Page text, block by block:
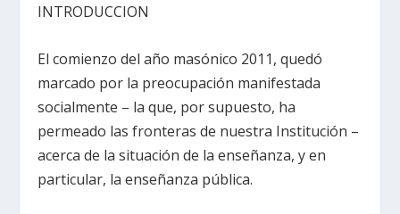
INTRODUCCION
El comienzo del año masónico 2011, quedó
marcado por la preocupación manifestada
socialmente – la que, por supuesto, ha
permeado las fronteras de nuestra Institución –
acerca de la situación de la enseñanza, y en
particular, la enseñanza pública.